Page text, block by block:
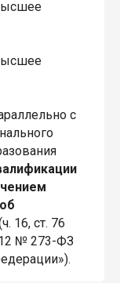
с
16, ст. 76
№ 273-ФЗ